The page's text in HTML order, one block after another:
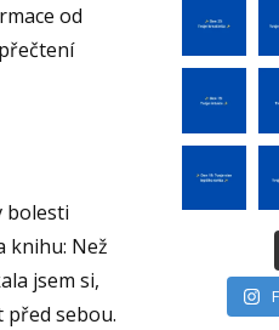
od
bolesti
knihu: Než
jsem si,
před sebou.